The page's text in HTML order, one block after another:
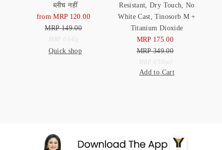
ब्लीच नहीं
Sale
Price
from MRP 120.00
Regular
Price
MRP 149.00
Unit
Price
MRP 0.64 per
g
Quick shop
Resistant, Dry Touch, No
White Cast, Tinosorb M +
Titanium Dioxide
Sale
Price
MRP 175.00
Regular
Price
MRP 349.00
Unit
Price
MRP 0.50 per
ml
Add to Cart